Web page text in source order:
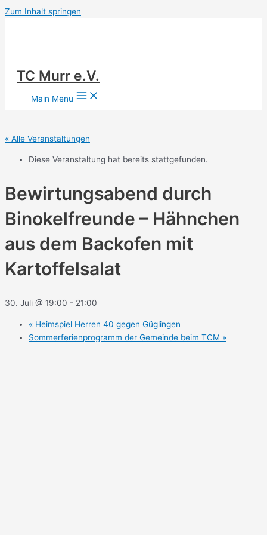
Zum Inhalt springen
TC Murr e.V.
Main Menu
« Alle Veranstaltungen
Diese Veranstaltung hat bereits stattgefunden.
Bewirtungsabend durch
Binokelfreunde – Hähnchen
aus dem Backofen mit
Kartoffelsalat
30. Juli @ 19:00 - 21:00
« Heimspiel Herren 40 gegen Güglingen
Sommerferienprogramm der Gemeinde beim TCM »